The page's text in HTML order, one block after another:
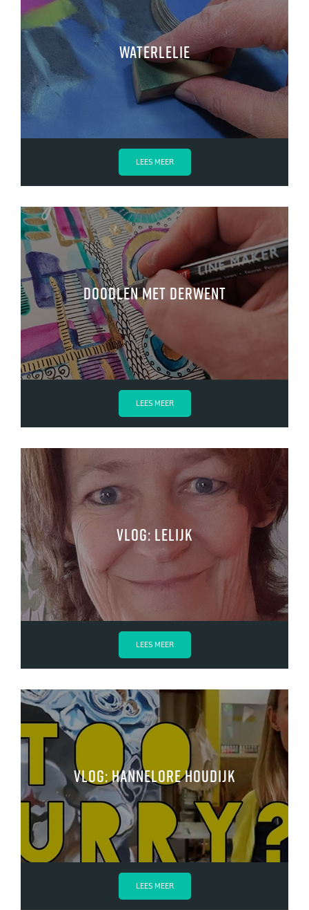
Waterlelie
LEES MEER
Doodlen met Derwent
LEES MEER
Vlog: Lelijk
LEES MEER
VLOG: Hannelore Houdijk
LEES MEER